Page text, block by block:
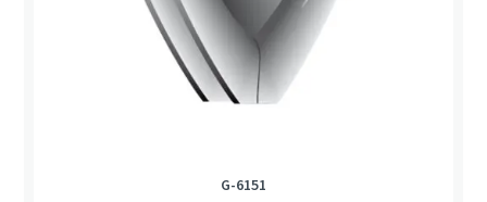
G-6151